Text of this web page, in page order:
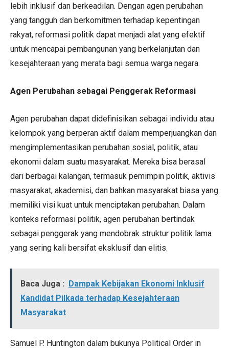
lebih inklusif dan berkeadilan. Dengan agen perubahan
yang tangguh dan berkomitmen terhadap kepentingan
rakyat, reformasi politik dapat menjadi alat yang efektif
untuk mencapai pembangunan yang berkelanjutan dan
kesejahteraan yang merata bagi semua warga negara.
Agen Perubahan sebagai Penggerak Reformasi
Agen perubahan dapat didefinisikan sebagai individu atau
kelompok yang berperan aktif dalam memperjuangkan dan
mengimplementasikan perubahan sosial, politik, atau
ekonomi dalam suatu masyarakat. Mereka bisa berasal
dari berbagai kalangan, termasuk pemimpin politik, aktivis
masyarakat, akademisi, dan bahkan masyarakat biasa yang
memiliki visi kuat untuk menciptakan perubahan. Dalam
konteks reformasi politik, agen perubahan bertindak
sebagai penggerak yang mendobrak struktur politik lama
yang sering kali bersifat eksklusif dan elitis.
Baca Juga : Dampak Kebijakan Ekonomi Inklusif
Kandidat Pilkada terhadap Kesejahteraan
Masyarakat
Samuel P. Huntington dalam bukunya Political Order in